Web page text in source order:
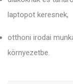
laptopot keresnek,
otthoni irodai
környezetbe.